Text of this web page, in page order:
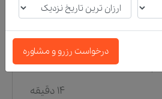
20 دقیقه
17 دقیقه
14 دقیقه
درخواست رزرو و مشاوره